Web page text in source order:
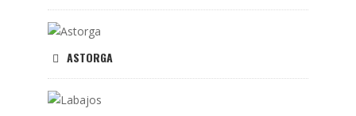
ASTORGA